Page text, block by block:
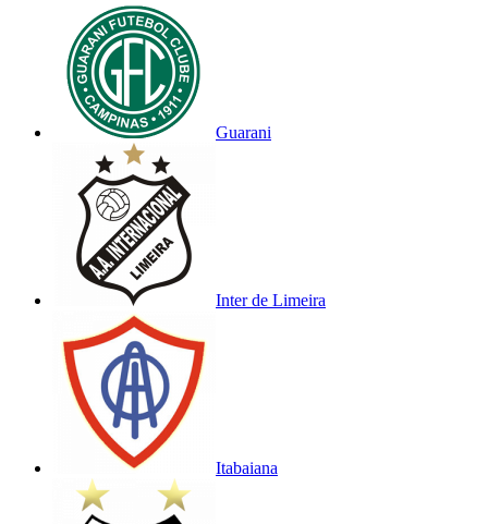
Guarani
Inter de Limeira
Itabaiana